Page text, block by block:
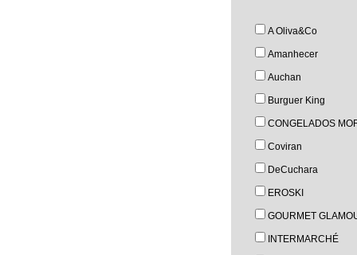
A Oliva&Co
Amanhecer
Auchan
Burguer King
CONGELADOS
Coviran
DeCuchara
EROSKI
GOURMET
INTERMARCHÉ